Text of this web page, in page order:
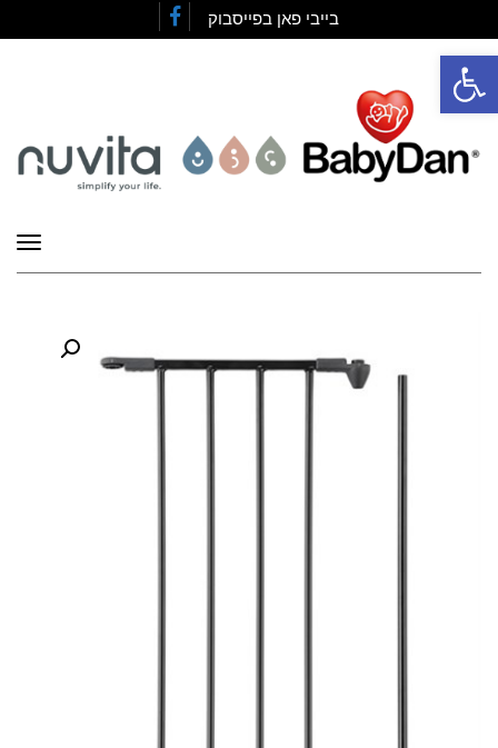
פתח סרגל נגישות
בייבי פאן בפייסבוק
Facebook